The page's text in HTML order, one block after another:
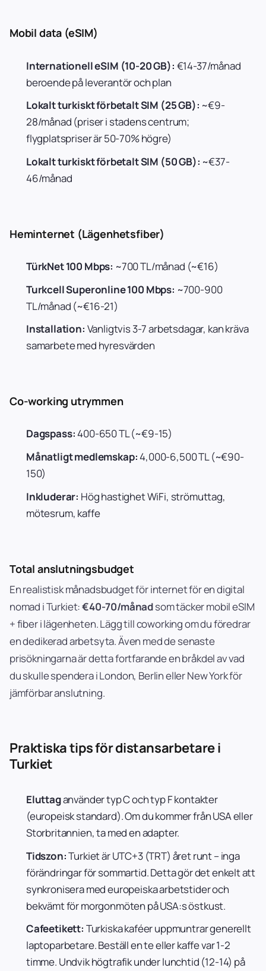
Mobil data (eSIM)
Internationell eSIM (10-20 GB): €14-37/månad
beroende på leverantör och plan
Lokalt turkiskt förbetalt SIM (25 GB): ~€9-
28/månad (priser i stadens centrum;
flygplatspriser är 50-70% högre)
Lokalt turkiskt förbetalt SIM (50 GB): ~€37-
46/månad
Heminternet (Lägenhetsfiber)
TürkNet 100 Mbps: ~700 TL/månad (~€16)
Turkcell Superonline 100 Mbps: ~700-900
TL/månad (~€16-21)
Installation: Vanligtvis 3-7 arbetsdagar, kan kräva
samarbete med hyresvärden
Co-working utrymmen
Dagspass:400-650 TL (~€9-15)
Månatligt medlemskap:4,000-6,500 TL (~€90-
150)
Inkluderar: Hög hastighet WiFi, strömuttag,
mötesrum, kaffe
Total anslutningsbudget
En realistisk månadsbudget för internet för en digital
nomad i Turkiet:€40-70/månadsom täcker mobil eSIM
+ fiber i lägenheten. Lägg till coworking om du föredrar
en dedikerad arbetsyta. Även med de senaste
prisökningarna är detta fortfarande en bråkdel av vad
du skulle spendera i London, Berlin eller New York för
jämförbar anslutning.
Praktiska tips för distansarbetare i
Turkiet
Eluttaganvänder typ C och typ F kontakter
(europeisk standard). Om du kommer från USA eller
Storbritannien, ta med en adapter.
Tidszon:Turkiet är UTC+3 (TRT) året runt – inga
förändringar för sommartid. Detta gör det enkelt att
synkronisera med europeiska arbetstider och
bekvämt för morgonmöten på USA:s östkust.
Cafeetikett: Turkiska kaféer uppmuntrar generellt
laptoparbetare. Beställ en te eller kaffe var 1-2
timme. Undvik högtrafik under lunchtid (12-14) på